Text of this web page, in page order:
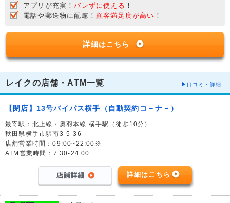
アプリが充実！バレずに使える ！
電話や郵送物に配慮！ 顧客満足度が高い ！
詳細はこちら
レイクの店舗・ATM一覧 口コミ・詳細
【閉店】13号バイパス横手（自動契約コ－ナ－）
最寄駅：北上線・奥羽本線 横手駅（徒歩10分）
秋田県横手市駅南3-5-36
店舗営業時間：09:00~22:00※
ATM営業時間：7:30-24:00
詳細はこちら